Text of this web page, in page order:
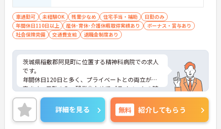
車通勤可 未経験OK 残業少なめ 住宅手当・補助
日勤のみ
年間休日110日以上
産休･育休･介護休暇取得実績あり
ボーナス・賞与あり
社会保険完備
交通費支給 退職金制度あり
茨城県稲敷郡阿見町に位置する精神科病院での求人
です。
年間休日120日と多く、プライベートとの両立が出
来ます。日勤のみ、残業少なめでプライベートの時
間もしっかり確保できます！住宅手当の支給等の制
度もあります！
また未経験の方から相談可能ですので、ご興味のあ
る方は、お気軽にお問い合わせください。
詳細を見る 無料 紹介してもらう